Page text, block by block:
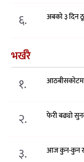
६. अबको ३ दिन
भर्खरै
१. आठबीसकोटमा
२. फेरी बढ्यो
३. आज कुन-कुन